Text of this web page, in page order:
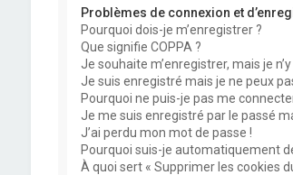
Problèmes de connexion et
Pourquoi dois-je m’enregistrer ?
Que signifie COPPA ?
Je souhaite m’enregistrer, mais je
Je suis enregistré mais je ne peux
Pourquoi ne puis-je pas me
Je me suis enregistré par le passé
J’ai perdu mon mot de passe !
Pourquoi suis-je automatiquement
À quoi sert « Supprimer les cookies